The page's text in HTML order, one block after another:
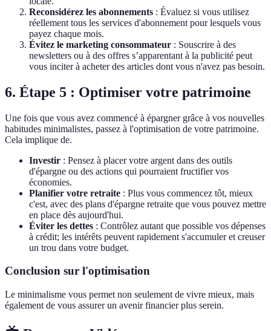
Reconsidérez les abonnements : Évaluez si vous utilisez
réellement tous les services d'abonnement pour lesquels vous
payez chaque mois.
Évitez le marketing consommateur : Souscrire à des
newsletters ou à des offres s’apparentant à la publicité peut
vous inciter à acheter des articles dont vous n'avez pas besoin.
6. Étape 5 : Optimiser votre patrimoine
Une fois que vous avez commencé à épargner grâce à vos nouvelles
habitudes minimalistes, passez à l'optimisation de votre patrimoine.
Cela implique de.
Investir : Pensez à placer votre argent dans des outils
d'épargne ou des actions qui pourraient fructifier vos
économies.
Planifier votre retraite : Plus vous commencez tôt, mieux
c'est, avec des plans d'épargne retraite que vous pouvez mettre
en place dès aujourd'hui.
Éviter les dettes : Contrôlez autant que possible vos dépenses
à crédit; les intérêts peuvent rapidement s'accumuler et creuser
un trou dans votre budget.
Conclusion sur l'optimisation
Le minimalisme vous permet non seulement de vivre mieux, mais
également de vous assurer un avenir financier plus serein.